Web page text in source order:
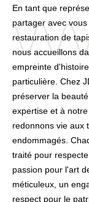
En tant que
partager avec
restauration de
nous accueillons
empreinte
particulière. Chez
préserver la
expertise et à
redonnons vie aux
endommagés.
traité pour
passion pour l'art
méticuleux, un
respect pour le